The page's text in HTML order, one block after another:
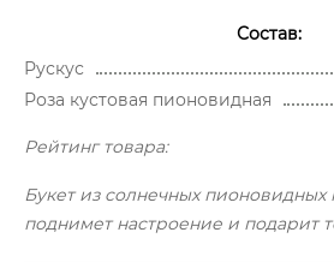
Состав:
Рускус
Роза кустовая пионовидная
Рейтинг товара:
Букет из солнечных пионовидных
поднимет настроение и подарит